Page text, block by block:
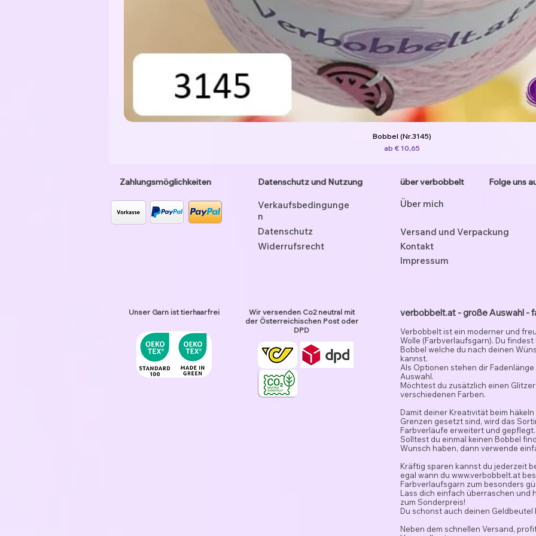
Bobbel (Nr.3145)
ab € 10,65
Sale-Preis
Zahlungsmöglichkeiten Datenschutz und Nutzung
Verkaufsbedingunge
n
Datenschutz
Widerrufsrecht
Unser Garn ist tierhaarfrei
Wir versenden Co2 neutral mit
der Österreichischen Post oder
DPD
über verbobbelt
Über mich
Folge uns
Versand und Verpackung
Kontakt
Impressum
verbobbelt.at - große Auswahl -
Verbobbelt ist ein moderner und
Wolle (Farbverlaufsgarn). Du
Bobbel welche du nach deinen
kannst.
Als Optionen stehen dir
Auswahl.
Möchtest du zusätzlich einen
verschiedenen Farben.
Damit deiner Kreativität beim
Grenzen gesetzt sind, wird das
Farbverläufe erweitert und gepflegt.
Solltest du einmal keinen Bobbel
Wunsch haben, dann verwende
Kräftig sparen kannst du jederzeit
egal wann du www.verbobbelt.at
Farbverlaufsgarn zum besonders
Lass dich einfach überraschen und
zum Sonderpreis!
Du schonst auch deinen
Neben dem schnellen Versand,